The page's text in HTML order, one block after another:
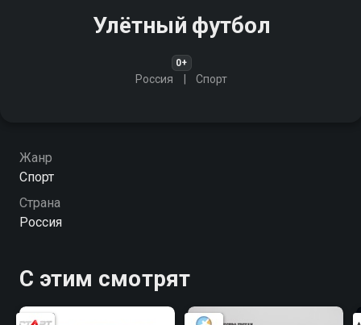
Улётный футбол
0+
Россия Спорт
Жанр
Спорт
Страна
Россия
С этим смотрят